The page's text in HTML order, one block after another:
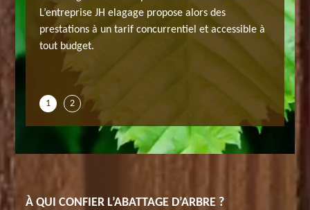
vous
L’entreprise JH elagage propose alors des
prestations à un tarif concurrentiel et accessible à
tout budget.
aider à
requis
1 2
À QUI CONFIER L’ABATTAGE D’ARBRE ?